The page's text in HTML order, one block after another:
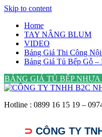
Skip to content
Home
TAY NÂNG BLUM
VIDEO
Bảng Giá Thi Công
Bảng Giá Tủ Bếp Gỗ –
BẢNG GIÁ TỦ BẾP NHỰA
Hotline : 0899 16 15 19 –
⊃ CÔNG TY